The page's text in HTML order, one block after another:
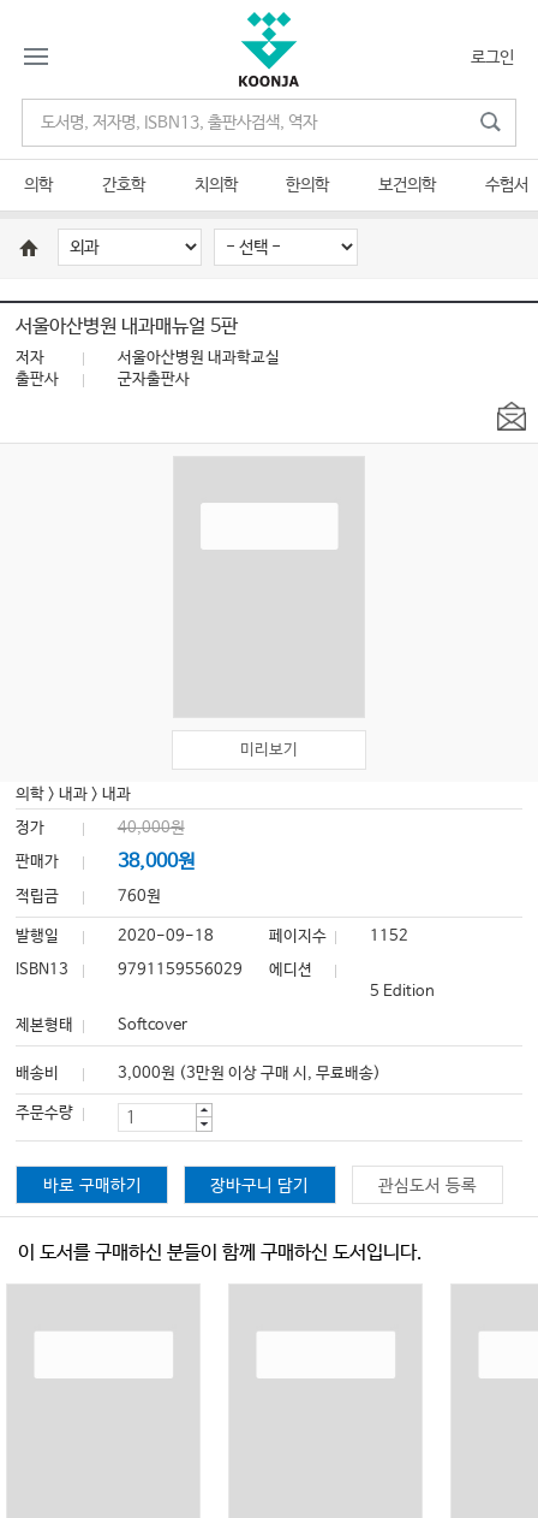
로그인
의학 간호학 치의학 한의학 보건의학 수험서
서울아산병원 내과매뉴얼 5판
저자
서울아산병원 내과학교실
출판사
군자출판사
미리보기
의학 >내과 >내과
정가
40,000원
판매가
38,000원
적립금 760원
발행일 2020-09-18 페이지수
1152
ISBN13
9791159556029
에디션
5 Edition
제본형태
Softcover
배송비 3,000원 (3만원 이상 구매 시, 무료배송)
주문수량
바로 구매하기 장바구니 담기 관심도서 등록
이 도서를 구매하신 분들이 함께 구매하신 도서입니다.